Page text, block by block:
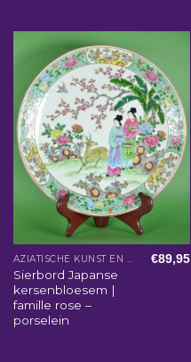
AZIATISCHE KUNST EN WOONACCESSOIRES
Sierbord Japanse
kersenbloesem |
famille rose –
porselein
€89,95